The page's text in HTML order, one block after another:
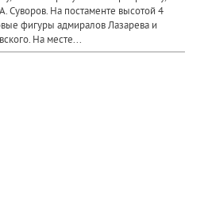
Суворов. На постаменте высотой 4
фигуры адмиралов Лазарева и
На месте...